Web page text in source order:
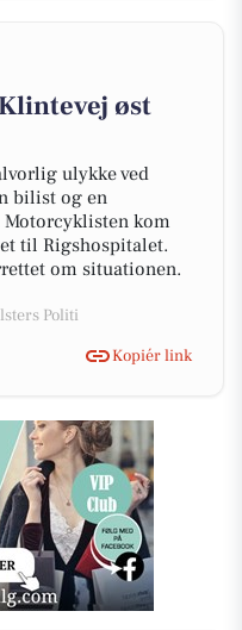
øst
ulykke ved
bilist og en
kom
til Rigshospitalet.
om situationen.
Politi
Kopiér link